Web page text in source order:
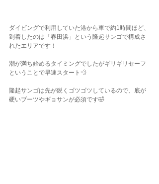
ダイビングで利用していた港から車で約1時間ほど、
到着したのは「春田浜」という隆起サンゴで構成さ
れたエリアです！
潮が満ち始めるタイミングでしたがギリギリセーフ
ということで早速スタート💨
隆起サンゴは先が鋭くゴツゴツしているので、底が
硬いブーツやギョサンが必須です🤣